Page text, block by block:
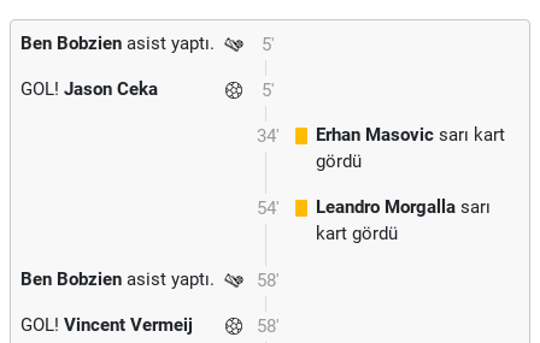
5'
Ben Bobzien asist yaptı.
5'
GOL! Jason Ceka
34' Erhan Masovic sarı kart
gördü
54' Leandro Morgalla sarı
kart gördü
58'
Ben Bobzien asist yaptı.
58'
GOL! Vincent Vermeij